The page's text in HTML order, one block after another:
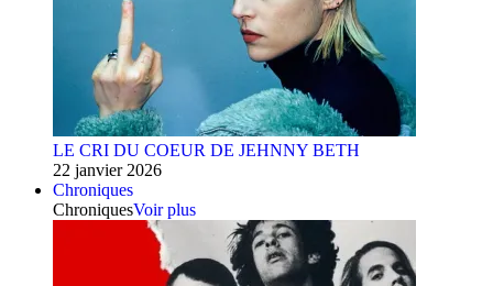
LE CRI DU COEUR DE JEHNNY BETH
22 janvier 2026
Chroniques
ChroniquesVoir plus